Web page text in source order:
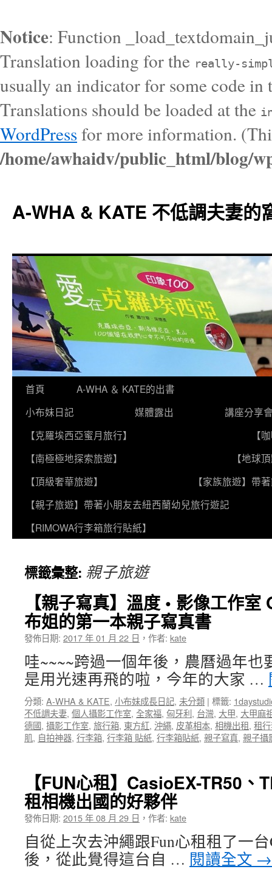
Notice: Function
Translation loading for the really-
usually an indicator for some code
Translations should be loaded at the
WordPressfor more information.
/home/awhaidv/public_html/blog/
A-WHA & KATE 不低調夫妻的
跳首頁
A-WHA ＆ KATE的出書
小布妹日記
媒體露出
講座分享
【克羅埃西亞蜜月旅行】
【
【南極極地探索旅遊】
【地球
【頂級奢華旅遊】
【家族旅遊】帶
【親子旅遊】帶著小朋友去紐西蘭幼兒旅行遊記
【RIMOWA行李箱旅行貼紙】
標籤彙整: 親子旅遊
【親子寫真】溫度 • 影像工作
布姐的第一本親子寫真書
發佈日期: 2017 年 01 月 22 日 ， 作者: kate
哇~~~~跨過一個年後，農曆過年也
是用光速再飛的啦，今年的大家 …
分類: A-WHA & KATE, 小布妹成長日記, 未分類 | 標籤:
不低調夫妻, 個人攝影工作室, 全家福, 匈牙利, 台灣, 大甲, 大甲麻
德國, 攝影工作室, 旅行箱, 東方紅, 沖繩, 皮革相本, 相機出租, 租
肌, 自拍神器, 行李箱, 行李箱 貼紙, 行李箱貼紙, 親子寫真, 親子攝
【FUN心租】CasioEX-TR50、
租相機出國的好夥伴
發佈日期: 2015 年 08 月 29 日 ， 作者: kate
自從上次去沖繩跟Fun心租租了一台
後，從此覺得這台自 … 閱讀全文 →